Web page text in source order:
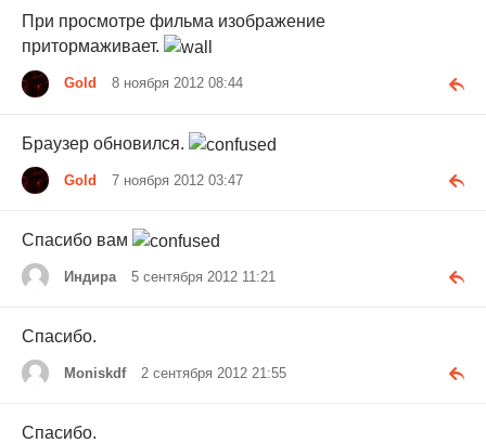
При просмотре фильма изображение
притормаживает.
Gold 8 ноября 2012 08:44
Браузер обновился.
Gold 7 ноября 2012 03:47
Cпасибо вам
Индира 5 сентября 2012 11:21
Спасибо.
Moniskdf 2 сентября 2012 21:55
Спасибо.